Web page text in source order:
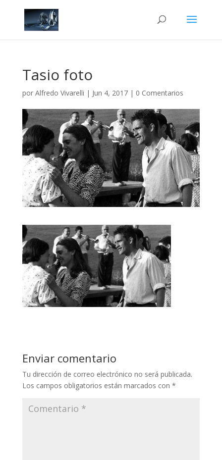
Tasio foto
por Alfredo Vivarelli | Jun 4, 2017| 0 Comentarios
Enviar comentario
Tu dirección de correo electrónico no será publicada.
Los campos obligatorios están marcados con *